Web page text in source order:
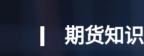
期货知识